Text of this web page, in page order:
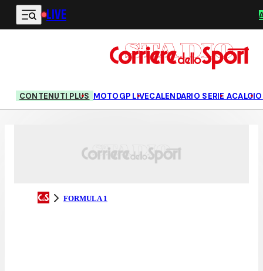
Vai al contenuto principale
LIVE
CONTENUTI PLUS MOTOGP LIVECALENDARIO SERIE ACALCIO
FORMULA 1